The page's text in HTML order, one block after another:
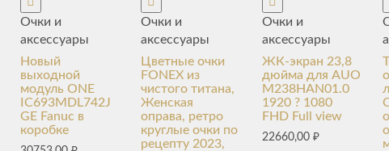
Очки и
аксессуары
Новый
выходной
модуль ONE
IC693MDL742J
GE Fanuc в
коробке
Очки и
аксессуары
Цветные очки
FONEX из
чистого титана,
Женская
оправа, ретро
круглые очки по
рецепту 2023,
Очки и
аксессуары
ЖК-экран 23,8
дюйма для AUO
M238HAN01.0
1920 ? 1080
FHD Full view
22660,00 ₽